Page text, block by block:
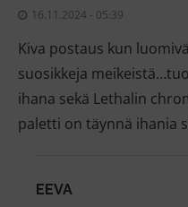
16.11.2024 - 05:39
Kiva postaus kun
suosikkeja
ihana sekä Lethalin
paletti on täynnä ihania
EEVA